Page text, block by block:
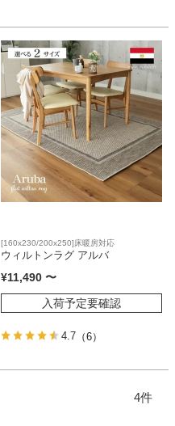
[160x230/200x250]床暖房対応
ウィルトンラグ アルバ
¥11,490 〜
入荷予定要確認
4.7 （6）
4